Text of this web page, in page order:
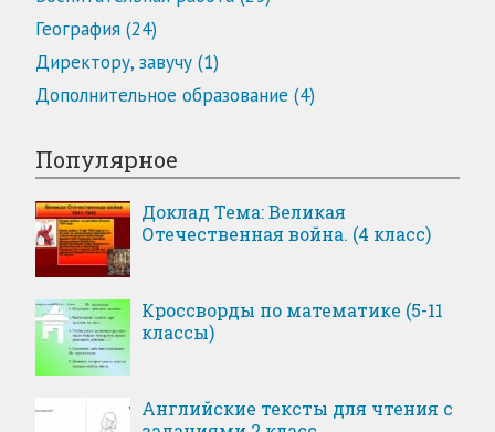
География (24)
Директору, завучу (1)
Дополнительное образование (4)
Популярное
Доклад Тема: Великая
Отечественная война. (4 класс)
Кроссворды по математике (5-11
классы)
Английские тексты для чтения с